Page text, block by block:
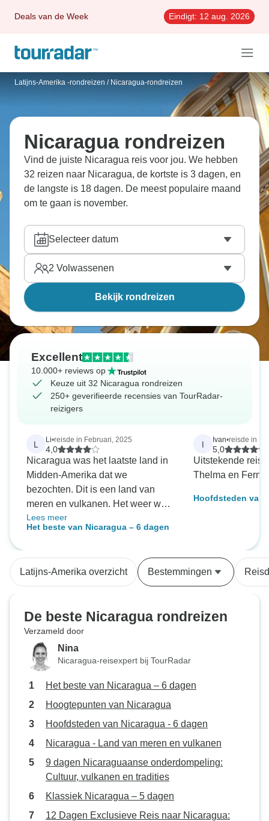
Deals van de Week Eindigt: 12 aug. 2026
Latijns-Amerika -rondreizen / Nicaragua-rondreizen
Nicaragua rondreizen
Vind de juiste Nicaragua reis voor jou. We hebben
32 reizen naar Nicaragua, de kortste is 3 dagen, en
de langste is 18 dagen. De meest populaire maand
om te gaan is november.
Selecteer datum
2 Volwassenen
Bekijk rondreizen
Excellent
10.000+ reviews op
Keuze uit 32 Nicaragua rondreizen
250+ geverifieerde recensies van TourRadar-
reizigers
L Li•reisde in Februari, 2025
4,0
Nicaragua was het laatste land in
Midden-Amerika dat we
bezochten. Dit is een land van
meren en vulkanen. Het weer was
perfect in februari voor een bezoek
aan de mix van geschiedenis en
verlengen bezochten we op eigen
gelegenheid ook Managua en
gebied en in het weekend was het
er erg lawaaierig. Het is beter om
niet in dit gebied te verblijven in
het weekend als je last hebt van
Lees meer
Het beste van Nicaragua – 6 dagen
I Ivan•reisde in
5,0
Uitstekende reis
Thelma en
Hoofdsteden van
Latijns-Amerika overzicht Bestemmingen
De beste Nicaragua rondreizen
Verzameld door
Nina
Nicaragua-reisexpert bij TourRadar
Het beste van Nicaragua – 6 dagen
Hoogtepunten van Nicaragua
Hoofdsteden van Nicaragua - 6 dagen
Nicaragua - Land van meren en vulkanen
9 dagen Nicaraguaanse onderdompeling:
Cultuur, vulkanen en tradities
Klassiek Nicaragua – 5 dagen
12 Dagen Exclusieve Reis naar Nicaragua: